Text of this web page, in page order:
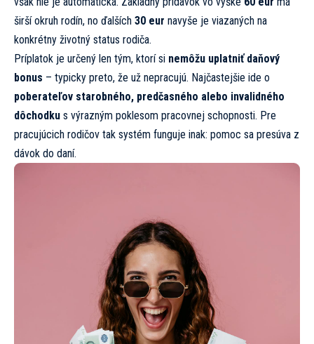
širší okruh rodín, no ďalších 30 eur navyše je viazaných na
konkrétny životný status rodiča.
Príplatok je určený len tým, ktorí si nemôžu uplatniť daňový
bonus – typicky preto, že už nepracujú. Najčastejšie ide o
poberateľov starobného, predčasného alebo invalidného
dôchodku s výrazným poklesom pracovnej schopnosti. Pre
pracujúcich rodičov tak systém funguje inak: pomoc sa presúva z
dávok do daní.